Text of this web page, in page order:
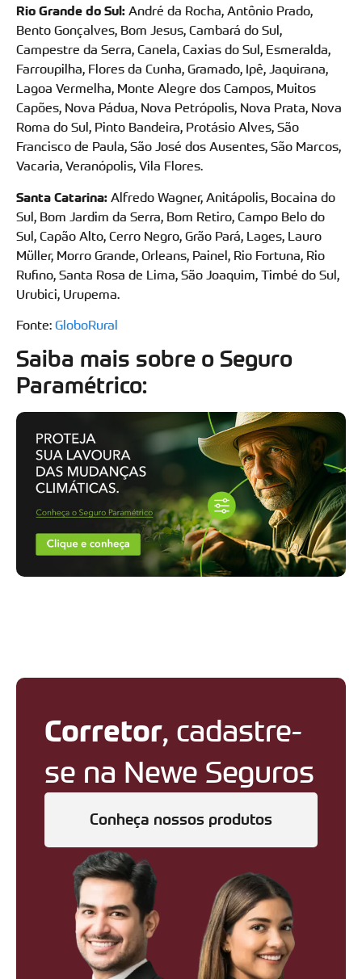
Rio Grande do Sul: André da Rocha, Antônio Prado,
Bento Gonçalves, Bom Jesus, Cambará do Sul,
Campestre da Serra, Canela, Caxias do Sul, Esmeralda,
Farroupilha, Flores da Cunha, Gramado, Ipê, Jaquirana,
Lagoa Vermelha, Monte Alegre dos Campos, Muitos
Capões, Nova Pádua, Nova Petrópolis, Nova Prata, Nova
Roma do Sul, Pinto Bandeira, Protásio Alves, São
Francisco de Paula, São José dos Ausentes, São Marcos,
Vacaria, Veranópolis, Vila Flores.
Santa Catarina: Alfredo Wagner, Anitápolis, Bocaina do
Sul, Bom Jardim da Serra, Bom Retiro, Campo Belo do
Sul, Capão Alto, Cerro Negro, Grão Pará, Lages, Lauro
Müller, Morro Grande, Orleans, Painel, Rio Fortuna, Rio
Rufino, Santa Rosa de Lima, São Joaquim, Timbé do Sul,
Urubici, Urupema.
Fonte: GloboRural
Saiba mais sobre o Seguro
Paramétrico:
Corretor, cadastre-
se na Newe Seguros
Conheça nossos produtos